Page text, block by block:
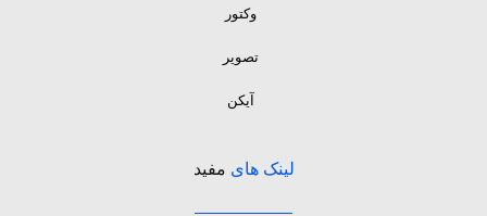
وکتور
تصویر
آیکن
لینک های مفید